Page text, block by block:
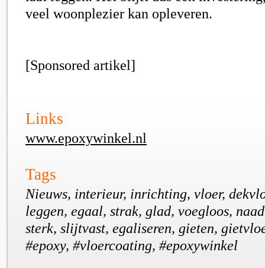
veel woonplezier kan opleveren.
[Sponsored artikel]
Links
www.epoxywinkel.nl
Tags
Nieuws, interieur, inrichting, vloer,
leggen, egaal, strak, glad, voegloos,
sterk, slijtvast, egaliseren, gieten,
#epoxy, #vloercoating, #epoxywinkel